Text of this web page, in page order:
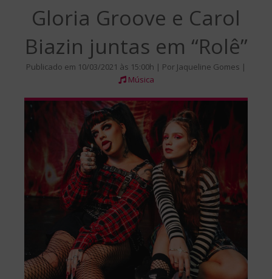
Gloria Groove e Carol
Biazin juntas em “Rolê”
Publicado em 10/03/2021 às 15:00h | Por Jaqueline Gomes |
Música